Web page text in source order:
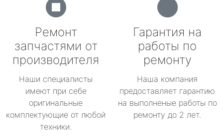
Ремонт
запчастями от
производителя
Наши специалисты
имеют при себе
оригинальные
комплектующие от любой
техники.
Гарантия на
работы по
ремонту
Наша компания
предоставляет гарантию
на выполненые работы по
ремонту до 2 лет.